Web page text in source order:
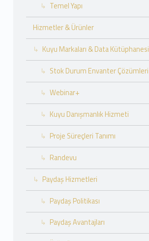
Temel Yapı
Hizmetler & Ürünler
Kuyu Markaları & Data Kütüphanesi
Stok Durum Envanter Çözümleri
Webinar+
Kuyu Danışmanlık Hizmeti
Proje Süreçleri Tanımı
Randevu
Paydaş Hizmetleri
Paydaş Politikası
Paydaş Avantajları